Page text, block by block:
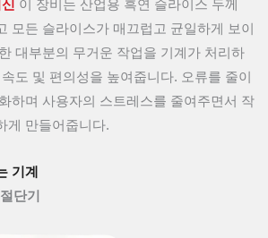
이 장비는 산업용 흑연 슬라이스 두께
모든 슬라이스가 매끄럽고 균일하게 보이
대부분의 무거운 작업을 기계가 처리하
도 및 편의성을 높여줍니다. 오류를 줄이
하며 사용자의 스트레스를 줄여주면서 작
게 만들어줍니다.
기계
단기